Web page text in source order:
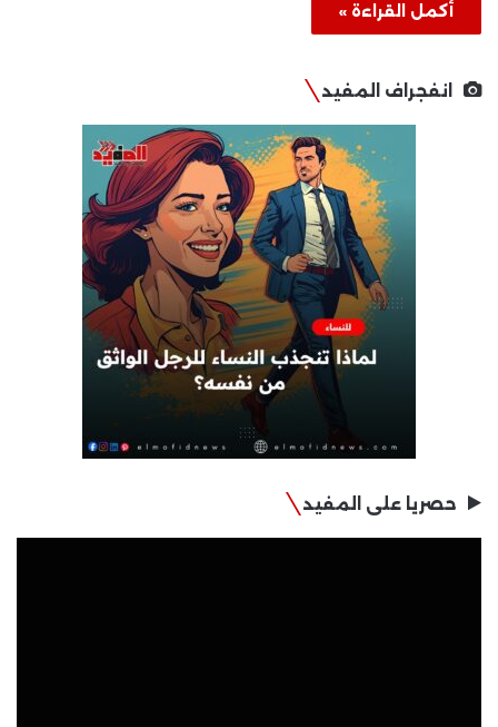
أكمل القراءة »
انفجراف المفيد
حصريا على المفيد